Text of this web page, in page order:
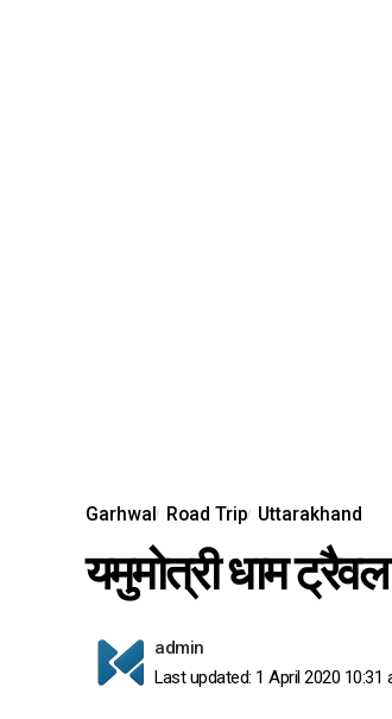
Garhwal Road Trip Uttarakhand
यमुमोत्री धाम
Last updated: 1 April 2020 10:31
admin